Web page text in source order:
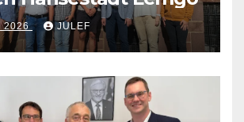
2026 JULEF